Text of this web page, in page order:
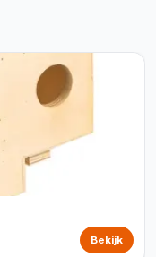
Bekijk